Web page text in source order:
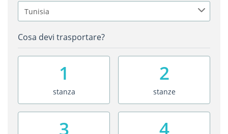
Tunisia
Cosa devi trasportare?
1
stanza
2
stanze
3 4